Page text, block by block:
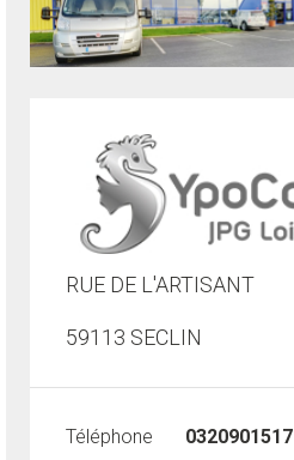
RUE DE L'ARTISANT
59113 SECLIN
Téléphone
0320901517